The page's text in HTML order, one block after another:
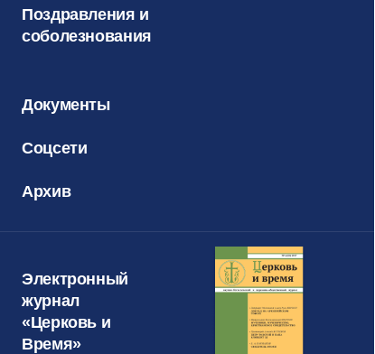
Поздравления и
соболезнования
Документы
Соцсети
Архив
Электронный
журнал
«Церковь и
Время»